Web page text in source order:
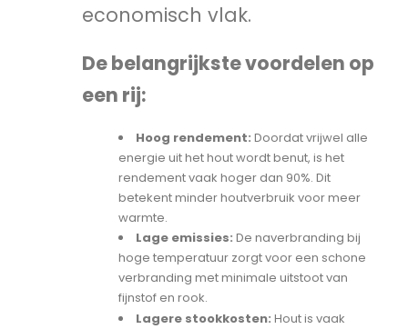
economisch vlak.
De belangrijkste voordelen op
een rij:
Hoog rendement: Doordat vrijwel alle
energie uit het hout wordt benut, is het
rendement vaak hoger dan 90%. Dit
betekent minder houtverbruik voor meer
warmte.
Lage emissies: De naverbranding bij
hoge temperatuur zorgt voor een schone
verbranding met minimale uitstoot van
fijnstof en rook.
Lagere stookkosten: Hout is vaak